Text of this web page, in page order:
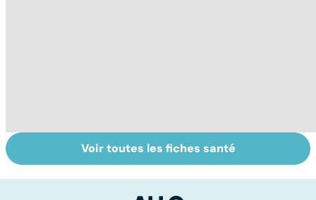
HPV : tout savoir
sur les
Glandes
salivaires : les
Voir toutes les fiches santé